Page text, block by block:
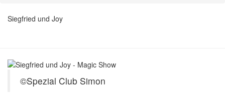
Siegfried und Joy
©Spezial Club Simon